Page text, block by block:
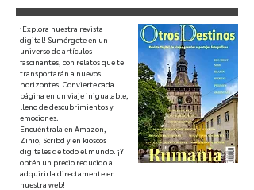
¡Explora nuestra revista
digital! Sumérgete en un
universo de artículos
fascinantes, con relatos que te
transportarán a nuevos
horizontes. Convierte cada
página en un viaje inigualable,
lleno de descubrimientos y
emociones.
Encuéntrala en Amazon,
Zinio, Scribd y en kioscos
digitales de todo el mundo. ¡Y
obtén un precio reducido al
adquirirla directamente en
nuestra web!